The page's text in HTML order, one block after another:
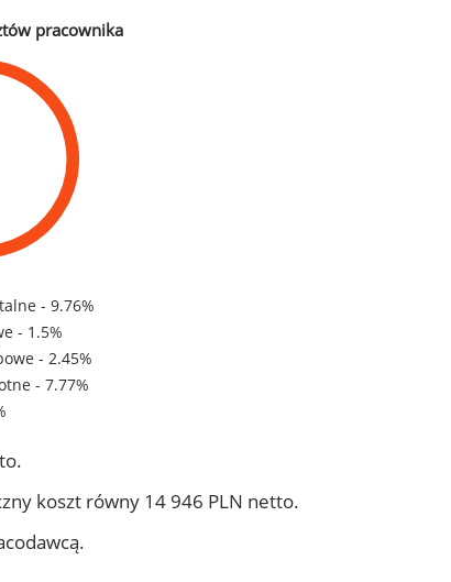
pracownika
- 9.76%
- 1.5%
- 2.45%
- 7.77%
koszt równy 14 946 PLN netto.